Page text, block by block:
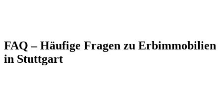
FAQ – Häufige Fragen zu Erbimmobilien
in Stuttgart